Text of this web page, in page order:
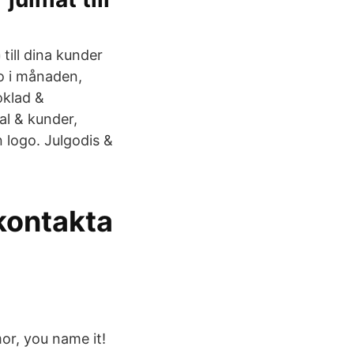
dina kunder
i månaden,
&
& kunder,
logo. Julgodis &
you name it!